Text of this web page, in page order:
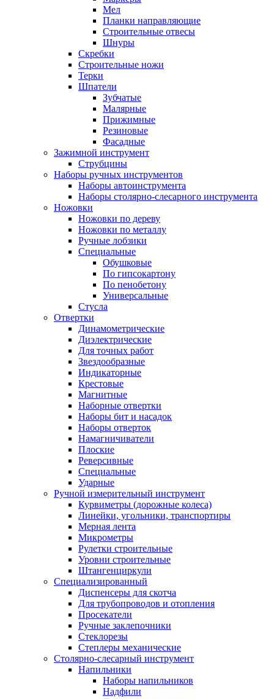
Мел
Планки направляющие
Строительные отвесы
Шнуры
Скребки
Строительные ножи
Терки
Шпатели
Зубчатые
Малярные
Прижимные
Резиновые
Фасадные
Зажимной инструмент
Струбцины
Наборы ручных инструментов
Наборы автоинструмента
Наборы столярно-слесарного инструмента
Ножовки
Ножовки по дереву
Ножовки по металлу
Ручные лобзики
Специальные
Обушковые
По гипсокартону
По пенобетону
Универсальные
Стусла
Отвертки
Динамометрические
Диэлектрические
Для точных работ
Звездообразные
Индикаторные
Крестовые
Магнитные
Наборные отвертки
Наборы бит и насадок
Наборы отверток
Намагничиватели
Плоские
Реверсивные
Специальные
Ударные
Ручной измерительный инструмент
Курвиметры (дорожные колеса)
Линейки, угольники, транспортиры
Мерная лента
Микрометры
Рулетки строительные
Уровни строительные
Штангенциркули
Специализированный
Диспенсеры для скотча
Для трубопроводов и отопления
Просекатели
Ручные заклепочники
Стеклорезы
Степлеры механические
Столярно-слесарный инструмент
Напильники
Наборы напильников
Надфили